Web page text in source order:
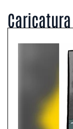
Caricatura